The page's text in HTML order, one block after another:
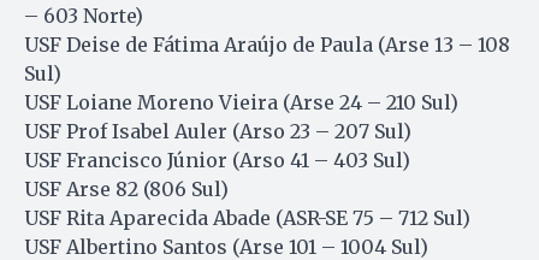
– 603 Norte)
USF Deise de Fátima Araújo de Paula (Arse 13 – 108
Sul)
USF Loiane Moreno Vieira (Arse 24 – 210 Sul)
USF Prof Isabel Auler (Arso 23 – 207 Sul)
USF Francisco Júnior (Arso 41 – 403 Sul)
USF Arse 82 (806 Sul)
USF Rita Aparecida Abade (ASR-SE 75 – 712 Sul)
USF Albertino Santos (Arse 101 – 1004 Sul)